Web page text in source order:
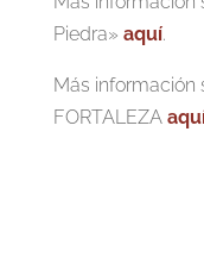
Piedra» aquí.
Más información
FORTALEZA